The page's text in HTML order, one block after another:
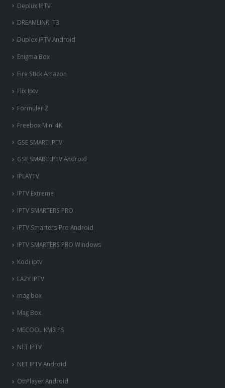
Avis IPTV
Beelink SEA I
Boitier IPTV
Chromecast
Deplux IPTV
DREAMLINK T3
Duplex IPTV Android
Enigma Box
Fire Stick Amazon
Flix Iptv
Formuler Z
Freebox Mini 4K
‎GSE SMART IPTV
GSE SMART IPTV Android
IPLAYTV
IPTV Extreme
IPTV SMARTERS PRO
IPTV Smarters Pro Android
IPTV SMARTERS PRO Windows
Kodi iptv
LAZY IPTV
mag box
Mag Box